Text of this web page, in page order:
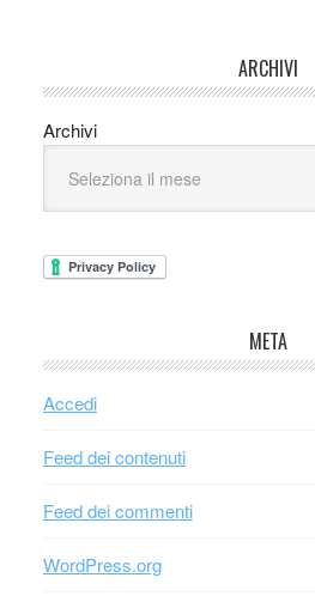
ARCHIVI
Archivi
META
Accedi
Feed dei contenuti
Feed dei commenti
WordPress.org